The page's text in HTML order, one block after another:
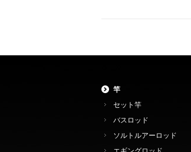
竿
セット竿
バスロッド
ソルトルアーロッド